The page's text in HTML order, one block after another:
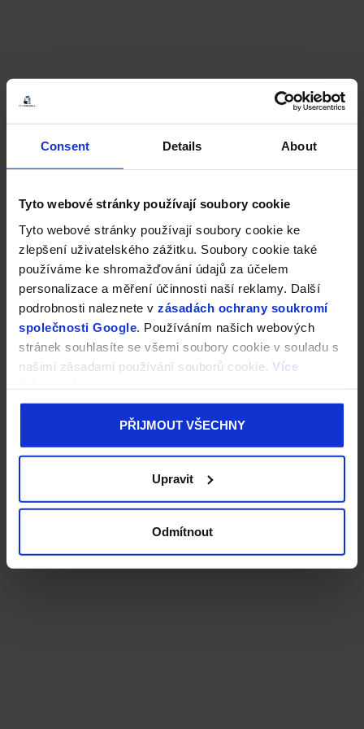
Consent Details About
Tyto webové stránky používají soubory cookie
Tyto webové stránky používají soubory cookie ke
zlepšení uživatelského zážitku. Soubory cookie také
používáme ke shromažďování údajů za účelem
personalizace a měření účinnosti naší reklamy. Další
podrobnosti naleznete v zásadách ochrany soukromí
společnosti Google . Používáním našich webových
stránek souhlasíte se všemi soubory cookie v souladu s
našimi zásadami používání souborů cookie. Více
PŘIJMOUT VŠECHNY
Upravit
Odmítnout